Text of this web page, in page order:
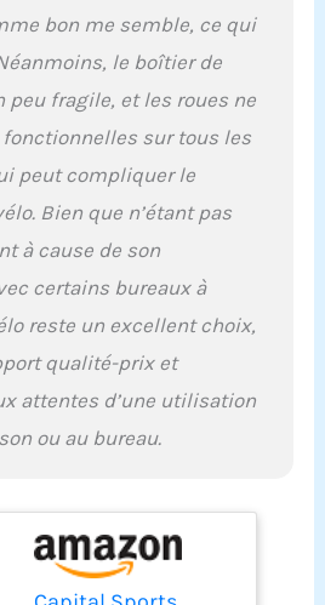
ultra doux protège les
articulations et minimise
bon me semble, ce qui
le boîtier de
peu fragile, et les roues ne
sur tous les
peut compliquer le
Bien que n’étant pas
à cause de son
certains bureaux à
reste un excellent choix,
qualité-prix et
attentes d’une utilisation
ou au bureau.